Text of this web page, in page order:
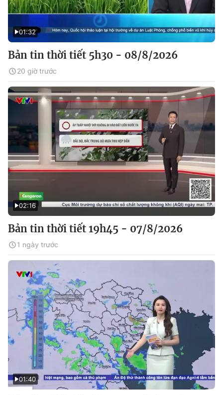
01:32
Bản tin thời tiết 5h30 - 08/8/2026
20 giờ trước
02:16
Bản tin thời tiết 19h45 - 07/8/2026
1 ngày trước
01:40